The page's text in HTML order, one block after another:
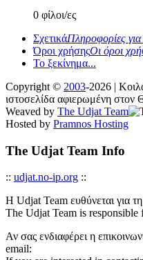
0 φίλοι/ες
ΣχετικάΠληροφορίες για
Όροι χρήσηςΟι όροι
Το ξεκίνημα...
Copyright © 2003-2026 |
ιστοσελίδα αφιερωμένη
Weaved by The Udjat Team
Hosted by Pramnos Hosting
The Udjat Team Info
:: udjat.no-ip.org ::
Η Udjat Team ευθύνεται για
The Udjat Team is responsible
Αν σας ενδιαφέρει η
email: